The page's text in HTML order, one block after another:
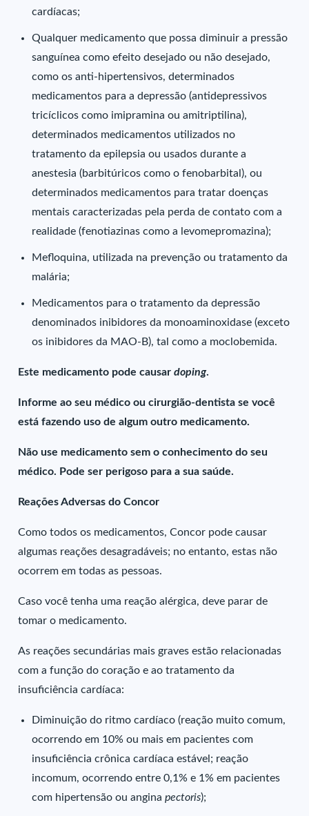
cardíacas;
Qualquer medicamento que possa diminuir a pressão
sanguínea como efeito desejado ou não desejado,
como os anti-hipertensivos, determinados
medicamentos para a depressão (antidepressivos
tricíclicos como imipramina ou amitriptilina),
determinados medicamentos utilizados no
tratamento da epilepsia ou usados durante a
anestesia (barbitúricos como o fenobarbital), ou
determinados medicamentos para tratar doenças
mentais caracterizadas pela perda de contato com a
realidade (fenotiazinas como a levomepromazina);
Mefloquina, utilizada na prevenção ou tratamento da
malária;
Medicamentos para o tratamento da depressão
denominados inibidores da monoaminoxidase (exceto
os inibidores da MAO-B), tal como a moclobemida.
Este medicamento pode causardoping.
Informe ao seu médico ou cirurgião-dentista se você
está fazendo uso de algum outro medicamento.
Não use medicamento sem o conhecimento do seu
médico. Pode ser perigoso para a sua saúde.
Reações Adversas do Concor
Como todos os medicamentos, Concor pode causar
algumas reações desagradáveis; no entanto, estas não
ocorrem em todas as pessoas.
Caso você tenha uma reação alérgica, deve parar de
tomar o medicamento.
As reações secundárias mais graves estão relacionadas
com a função do coração e ao tratamento da
insuficiência cardíaca:
Diminuição do ritmo cardíaco (reação muito comum,
ocorrendo em 10% ou mais em pacientes com
insuficiência crônica cardíaca estável; reação
incomum, ocorrendo entre 0,1% e 1% em pacientes
com hipertensão ou anginapectoris);